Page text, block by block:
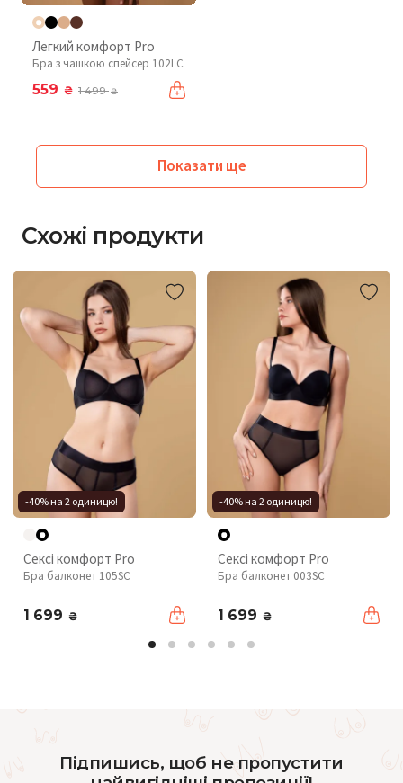
Легкий комфорт Pro
Бра з чашкою спейсер 102LC
559 ₴ 1 499₴
Показати ще
Схожі продукти
-40% на 2 одиницю!
Сексі комфорт Pro
Бра балконет 105SC
1 699 ₴
-40% на 2 одиницю!
Сексі комфорт Pro
Бра балконет 003SC
1 699 ₴
Підпишись, щоб не пропустити